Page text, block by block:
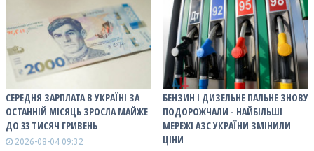
СЕРЕДНЯ ЗАРПЛАТА В УКРАЇНІ ЗА
ОСТАННІЙ МІСЯЦЬ ЗРОСЛА МАЙЖЕ
ДО 33 ТИСЯЧ ГРИВЕНЬ
2026-08-04 09:32
БЕНЗИН І ДИЗЕЛЬНЕ ПАЛЬНЕ ЗНОВУ
ПОДОРОЖЧАЛИ - НАЙБІЛЬШІ
МЕРЕЖІ АЗС УКРАЇНИ ЗМІНИЛИ
ЦІНИ